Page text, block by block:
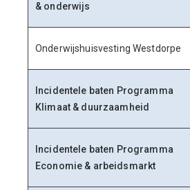
& onderwijs
Onderwijshuisvesting Westdorpe
Incidentele baten Programma
Klimaat & duurzaamheid
Incidentele baten Programma
Economie & arbeidsmarkt